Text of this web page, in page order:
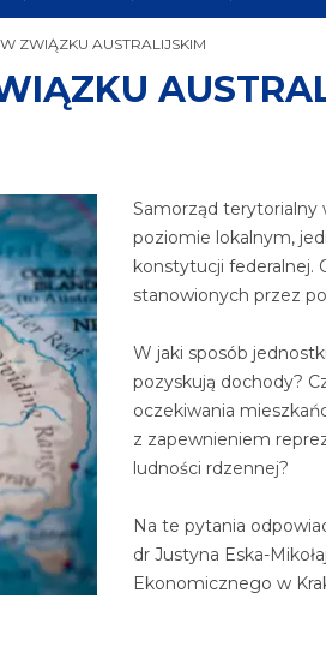
ZWIĄZKU AUSTRALIJSKIM
Samorząd terytorialny
poziomie lokalnym,
konstytucji federalnej.
stanowionych przez
W jaki sposób
pozyskują dochody?
oczekiwania
z zapewnieniem
ludności rdzennej?
Na te pytania
dr Justyna Eska-
Ekonomicznego w